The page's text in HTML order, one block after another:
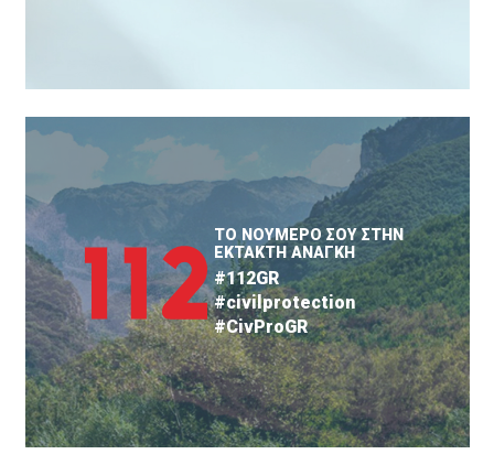
ΤΟ ΝΟΥΜΕΡΟ ΣΟΥ ΣΤΗΝ
ΕΚΤΑΚΤΗ ΑΝΑΓΚΗ
#112GR
#civilprotection
#CivProGR